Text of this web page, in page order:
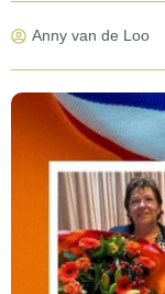
Anny van de Loo